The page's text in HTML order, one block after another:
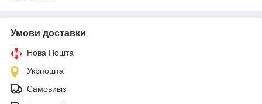
Умови доставки
Нова Пошта
Укрпошта
Самовивіз